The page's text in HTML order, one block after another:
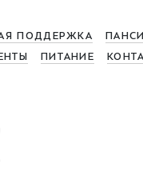
ПОДДЕРЖКА
ПИТАНИЕ